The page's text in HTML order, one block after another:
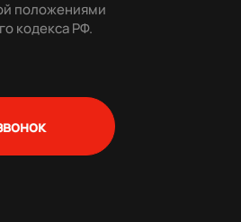
положениями
кодекса РФ.